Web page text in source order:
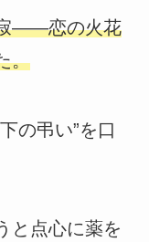
――恋の火花
。
の弔い”を口
と点心に薬を